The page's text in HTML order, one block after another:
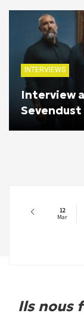
INTERVIEWS
Interview
Sevendust
12
Mar
Ils nous